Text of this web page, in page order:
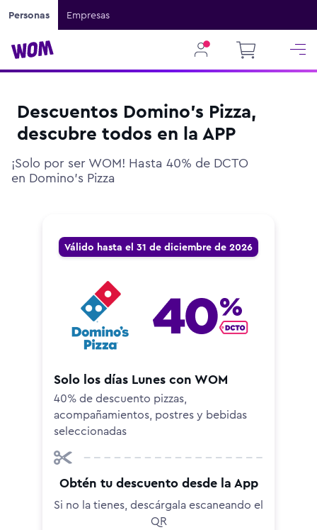
Personas Empresas
Descuentos Domino's Pizza,
descubre todos en la APP
¡Solo por ser WOM! Hasta 40% de DCTO
en Domino's Pizza
Válido hasta el 31 de diciembre de 2026
Solo los días Lunes con WOM
40% de descuento pizzas,
acompañamientos, postres y bebidas
seleccionadas
Obtén tu descuento desde la App
Si no la tienes, descárgala escaneando el
QR